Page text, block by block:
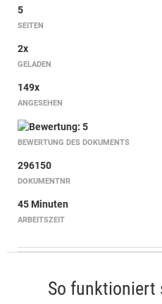
5
SEITEN
2x
GELADEN
149x
ANGESEHEN
BEWERTUNG DES DOKUMENTS
296150
DOKUMENTNR
45 Minuten
ARBEITSZEIT
So funktioniert